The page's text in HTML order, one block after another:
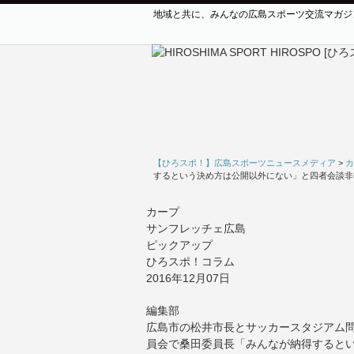
地域と共に、みんなの広島スポーツ交流マガ
【ひろスポ！】広島スポーツニュースメディア >
するという決め方は公開以外にない」と四者会談
カープ
サンフレッチェ広島
ピックアップ
ひろスポ！コラム
2016年12月07日
編集部
広島市の松井市長とサッカースタジア
員会で桑田委員長「みんなが納得すると